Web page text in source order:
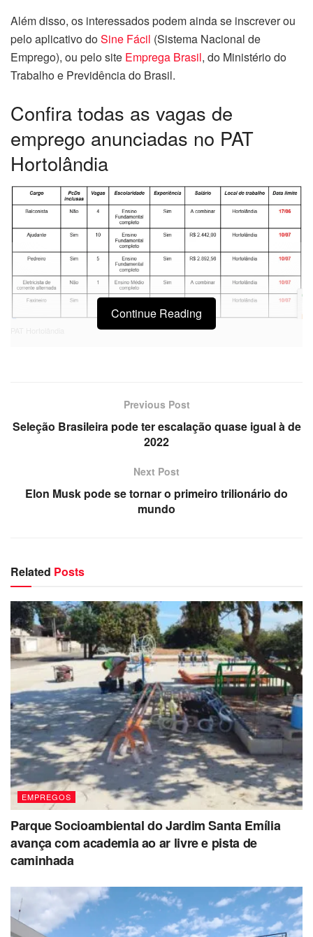
Além disso, os interessados podem ainda se inscrever ou
pelo aplicativo doSine Fácil (Sistema Nacional de
Emprego), ou pelo site Emprega Brasil, do Ministério do
Trabalho e Previdência do Brasil.
Confira todas as vagas de
emprego anunciadas no PAT
Hortolândia
Continue Reading
Previous Post
Seleção Brasileira pode ter escalação quase igual à de
2022
Next Post
Elon Musk pode se tornar o primeiro trilionário do
mundo
Related Posts
EMPREGOS
Parque Socioambiental do Jardim Santa Emília
avança com academia ao ar livre e pista de
caminhada